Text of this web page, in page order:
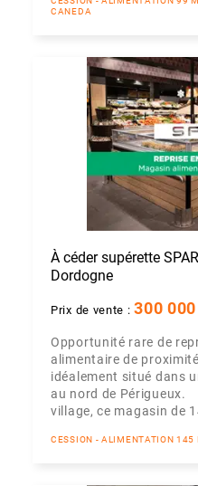
CANEDA
À céder supérette
Dordogne
Prix de vente :300
Opportunité rare de
alimentaire de
idéalement situé dans
au nord de
village, ce magasin de
CESSION - ALIMENTATION 145